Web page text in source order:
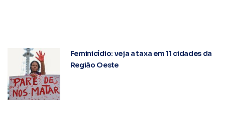
Feminicídio: veja a taxa em 11 cidades da
Região Oeste